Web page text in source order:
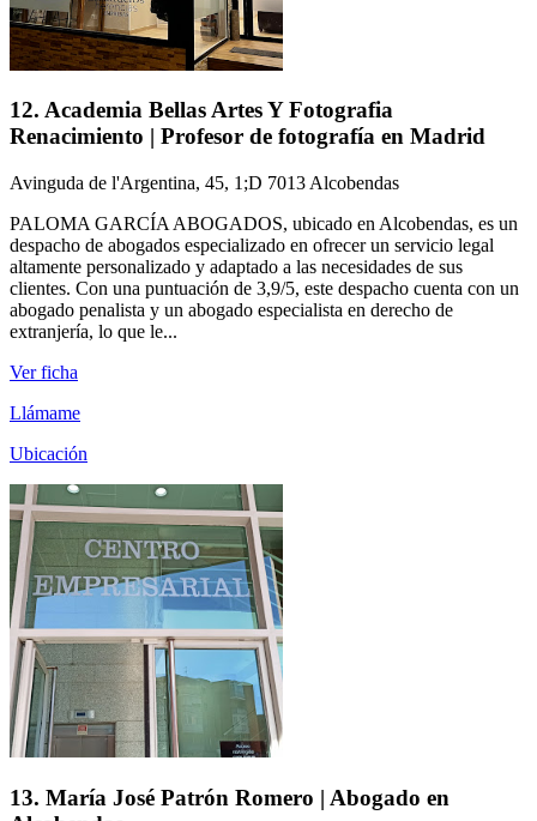
12. Academia Bellas Artes Y Fotografia
Renacimiento | Profesor de fotografía en Madrid
Avinguda de l'Argentina, 45, 1;D 7013 Alcobendas
PALOMA GARCÍA ABOGADOS, ubicado en Alcobendas, es un
despacho de abogados especializado en ofrecer un servicio legal
altamente personalizado y adaptado a las necesidades de sus
clientes. Con una puntuación de 3,9/5, este despacho cuenta con un
abogado penalista y un abogado especialista en derecho de
extranjería, lo que le...
Ver ficha
Llámame
Ubicación
13. María José Patrón Romero | Abogado en